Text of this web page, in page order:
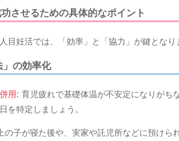
させるための具体的なポイント
目妊活では、「効率」と「協力」が鍵となり
の効率化
用: 育児疲れで基礎体温が不安定になりがち
を特定しましょう。
の子が寝た後や、実家や託児所などに預けら